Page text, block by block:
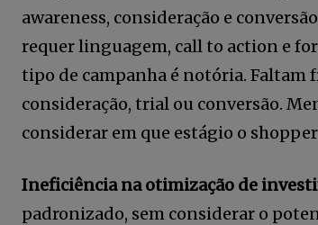
awareness, consideração e
requer linguagem, call to action e
tipo de campanha é notória. Faltam
consideração, trial ou conversão.
considerar em que estágio o
Ineficiência na otimização de
padronizado, sem considerar o